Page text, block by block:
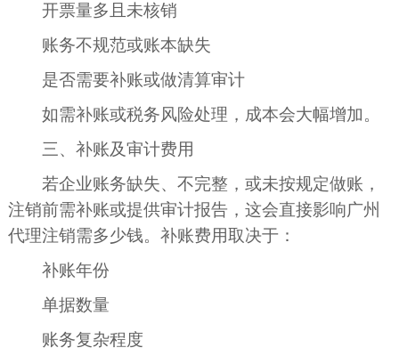
开票量多且未核销
账务不规范或账本缺失
是否需要补账或做清算审计
如需补账或税务风险处理，成本会大幅增加。
三、补账及审计费用
若企业账务缺失、不完整，或未按规定做账，
注销前需补账或提供审计报告，这会直接影响广州
代理注销需多少钱。补账费用取决于：
补账年份
单据数量
账务复杂程度